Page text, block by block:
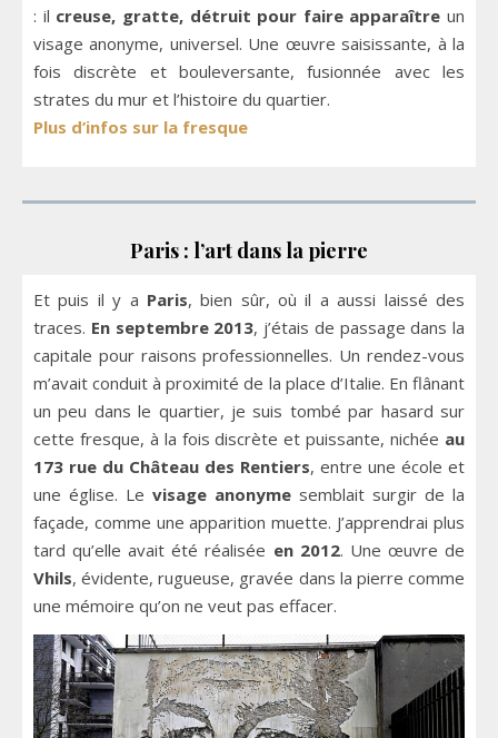
: il creuse, gratte, détruit pour faire apparaître un
visage anonyme, universel. Une œuvre saisissante, à la
fois discrète et bouleversante, fusionnée avec les
strates du mur et l’histoire du quartier.
Plus d’infos sur la fresque
Paris : l’art dans la pierre
Et puis il y a Paris, bien sûr, où il a aussi laissé des
traces. En septembre 2013, j’étais de passage dans la
capitale pour raisons professionnelles. Un rendez-vous
m’avait conduit à proximité de la place d’Italie. En flânant
un peu dans le quartier, je suis tombé par hasard sur
cette fresque, à la fois discrète et puissante, nichée au
173 rue du Château des Rentiers, entre une école et
une église. Le visage anonyme semblait surgir de la
façade, comme une apparition muette. J’apprendrai plus
tard qu’elle avait été réalisée en 2012. Une œuvre de
Vhils, évidente, rugueuse, gravée dans la pierre comme
une mémoire qu’on ne veut pas effacer.